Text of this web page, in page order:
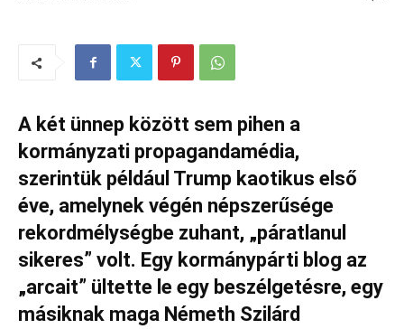
A két ünnep között sem pihen a
kormányzati propagandamédia,
szerintük például Trump kaotikus első
éve, amelynek végén népszerűsége
rekordmélységbe zuhant, „páratlanul
sikeres” volt. Egy kormánypárti blog az
„arcait” ültette le egy beszélgetésre, egy
másiknak maga Németh Szilárd